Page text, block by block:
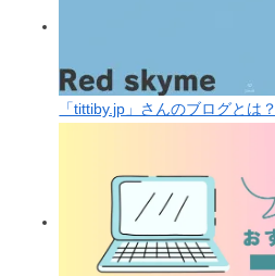
「tittiby.jp」さんのブログとは？